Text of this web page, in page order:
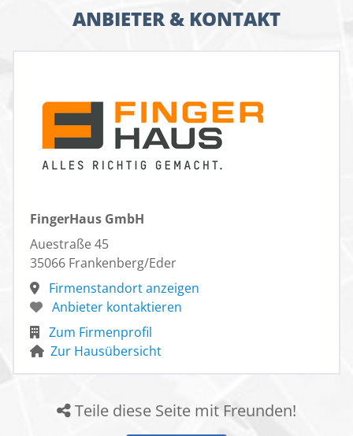
ANBIETER & KONTAKT
FingerHaus GmbH
Auestraße 45
35066 Frankenberg/Eder
Firmenstandort anzeigen
Anbieter kontaktieren
Zum Firmenprofil
Zur Hausübersicht
Teile diese Seite mit Freunden!